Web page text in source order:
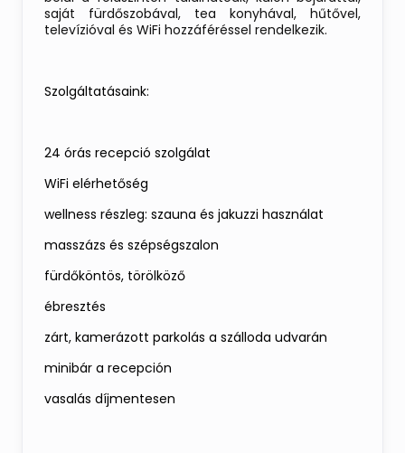
saját fürdőszobával, tea konyhával, hűtővel,
televízióval és WiFi hozzáféréssel rendelkezik.
Szolgáltatásaink:
24 órás recepció szolgálat
WiFi elérhetőség
wellness részleg: szauna és jakuzzi használat
masszázs és szépségszalon
fürdőköntös, törölköző
ébresztés
zárt, kamerázott parkolás a szálloda udvarán
minibár a recepción
vasalás díjmentesen